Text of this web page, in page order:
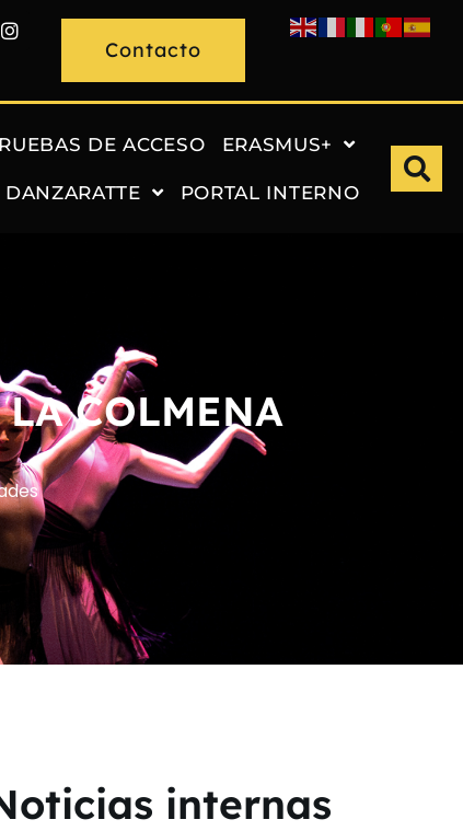
Contacto
DE ACCESO ERASMUS+
DANZARATTE PORTAL INTERNO
COLMENA
internas